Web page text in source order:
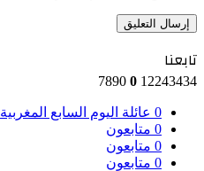
تابعنا
12243434
0
0 عائلة اليوم السابع المغربية
0 متابعون
0 متابعون
0 متابعون